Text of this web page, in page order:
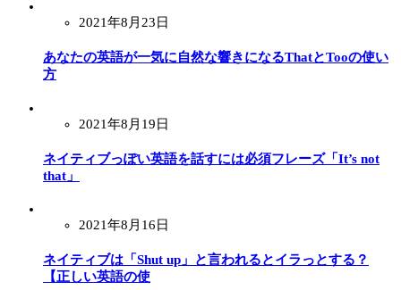
2021年8月23日
あなたの英語が一気に自然な響きになるThatとTooの使い
方
2021年8月19日
ネイティブっぽい英語を話すには必須フレーズ「It’s not
that」
2021年8月16日
ネイティブは「Shut up」と言われるとイラっとする？
【正しい英語の使